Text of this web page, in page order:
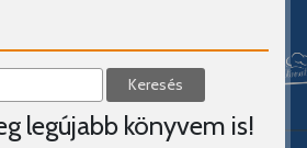
legújabb könyvem is!